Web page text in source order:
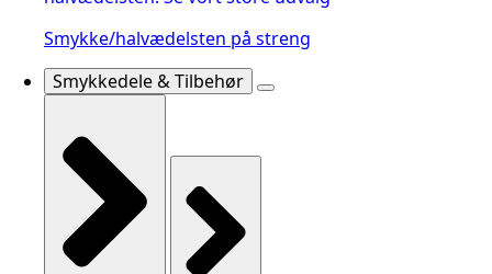
Smykke/halvædelsten på streng
Smykkedele & Tilbehør